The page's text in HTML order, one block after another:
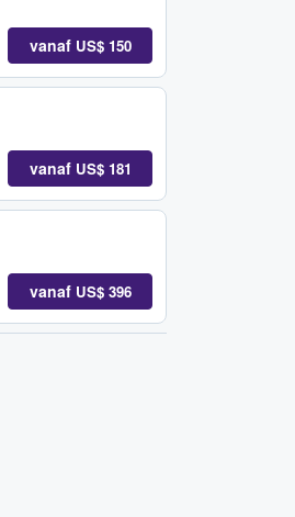
vanaf US$ 150
vanaf US$ 181
vanaf US$ 396